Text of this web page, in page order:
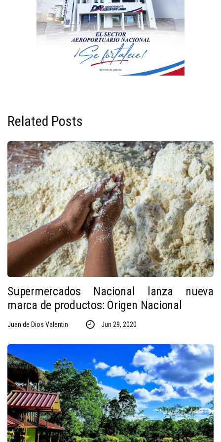
Related Posts
Supermercados Nacional lanza nueva
marca de productos: Origen Nacional
Juan de Dios Valentin Jun 29, 2020